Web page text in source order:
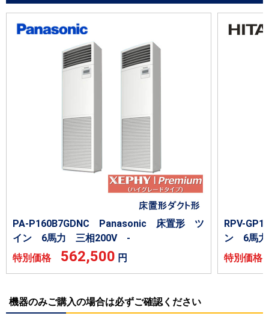
PA-P160B7GDNC Panasonic 床置形 ツ
イン 6馬力 三相200V -
特別価格 562,500 円
RPV-
ン 6馬
特別価
機器のみご購入の場合は必ずご確認ください